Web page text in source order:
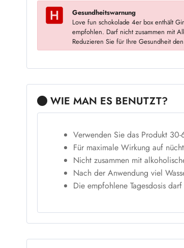
Gesundheitswarnung
Love fun schokolade 4er box enthält
empfohlen. Darf nicht zusammen mit
Reduzieren Sie für Ihre Gesundheit
WIE MAN ES BENUTZT?
Verwenden Sie das Produkt
Für maximale Wirkung auf
Nicht zusammen mit
Nach der Anwendung viel
Die empfohlene Tagesdosis